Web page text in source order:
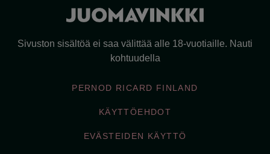
Sivuston sisältöä ei saa välittää alle 18-vuotiaille. Nauti
kohtuudella
PERNOD RICARD FINLAND
KÄYTTÖEHDOT
EVÄSTEIDEN KÄYTTÖ